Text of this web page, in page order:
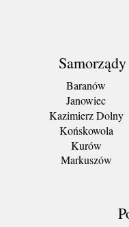
Baranów
Janowiec
Kazimierz Dolny
Końskowola
Kurów
Markuszów